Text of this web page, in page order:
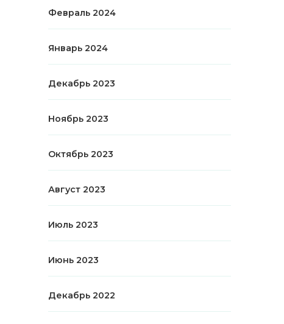
Февраль 2024
Январь 2024
Декабрь 2023
Ноябрь 2023
Октябрь 2023
Август 2023
Июль 2023
Июнь 2023
Декабрь 2022